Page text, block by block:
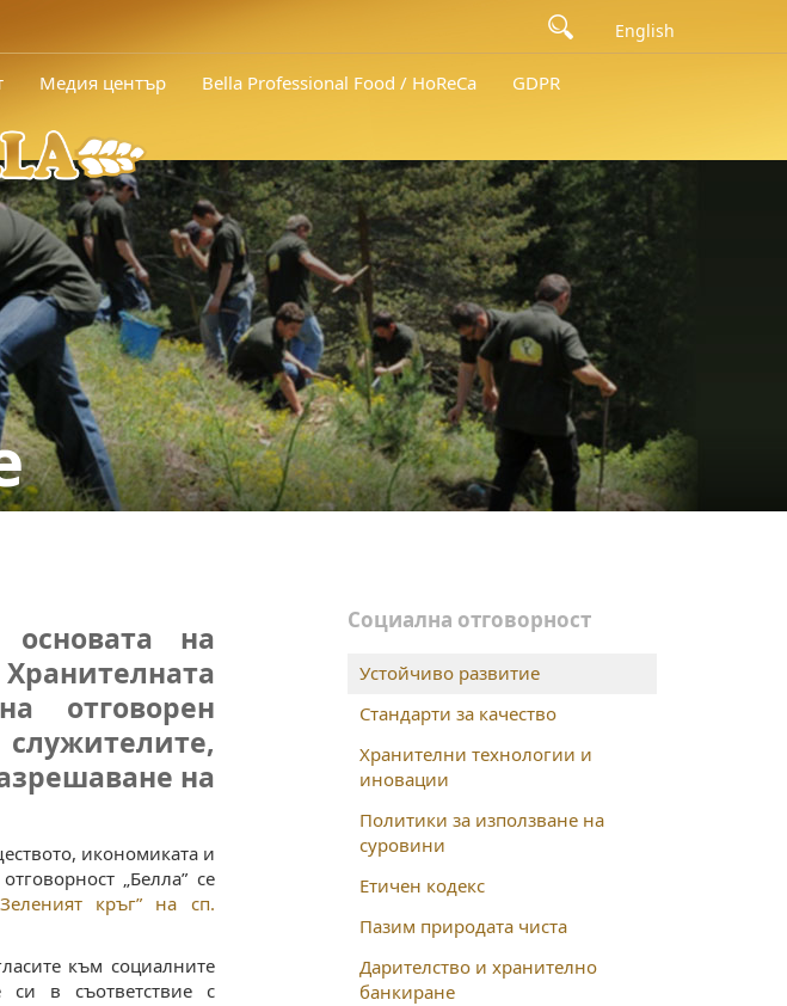
English
Медия център Bella Professional Food / HoReCa GDPR
основата на
отговорен
на
икономиката и
„Белла” се
кръг” на сп.
към социалните
си в съответствие с
Социална отговорност
Устойчиво развитие
Стандарти за качество
Хранителни технологии и
иновации
Политики за използване на
суровини
Етичен кодекс
Пазим природата чиста
Дарителство и хранително
банкиране